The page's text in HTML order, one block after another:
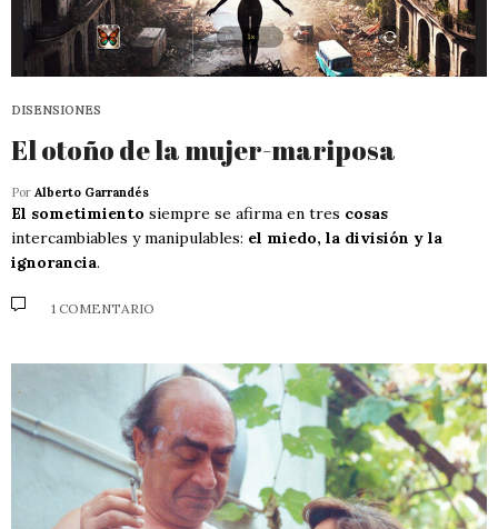
DISENSIONES
El otoño de la mujer-mariposa
Por Alberto Garrandés
El sometimiento siempre se afirma en tres cosas
intercambiables y manipulables: el miedo, la división y la
ignorancia.
1 COMENTARIO